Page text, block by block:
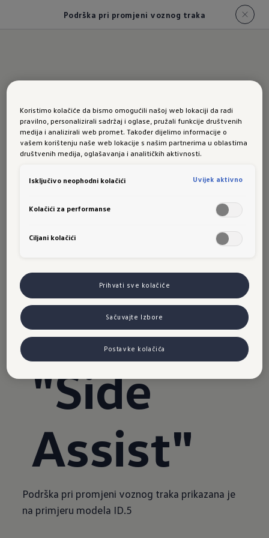
Podrška pri promjeni voznog traka
Podrška
pri
promjeni
voznog
traka
"Side
Assist"
Podrška pri promjeni voznog traka prikazana je
na primjeru modela ID.5
Koristimo kolačiće da bismo omogućili našoj web lokaciji da radi
pravilno, personalizirali sadržaj i oglase, pružali funkcije društvenih
medija i analizirali web promet. Također dijelimo informacije o
vašem korištenju naše web lokacije s našim partnerima u oblastima
društvenih medija, oglašavanja i analitičkih aktivnosti.
Isključivo neophodni kolačići Uvijek aktivno
Kolačići za performanse
Ciljani kolačići
Prihvati sve kolačiće
Sačuvajte Izbore
Postavke kolačića